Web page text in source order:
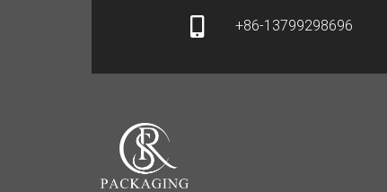
+86-13799298696